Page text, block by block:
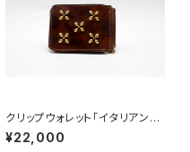
クリップウォレット「イタリアンレ
ザー コードバン」
¥22,000